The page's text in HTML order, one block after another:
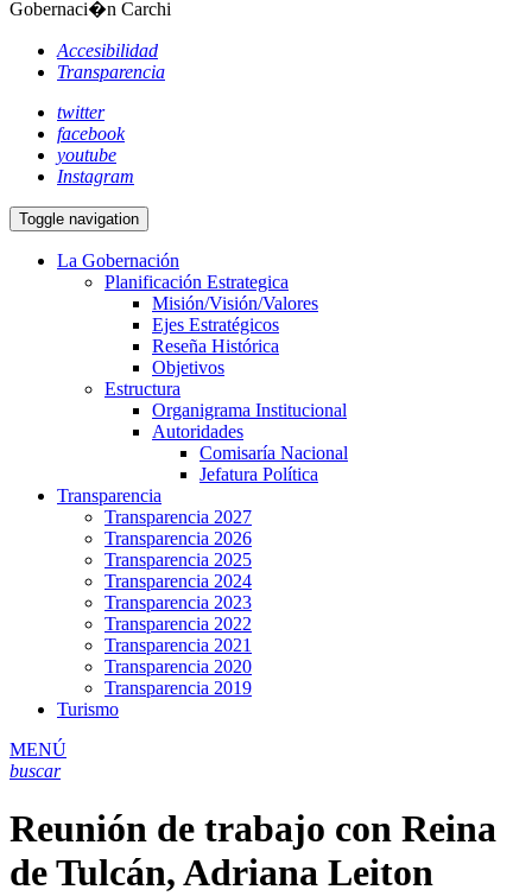
Gobernaci�n Carchi
Accesibilidad
Transparencia
twitter
facebook
youtube
Instagram
Toggle navigation
La Gobernación
Planificación Estrategica
Misión/Visión/Valores
Ejes Estratégicos
Reseña Histórica
Objetivos
Estructura
Organigrama Institucional
Autoridades
Comisaría Nacional
Jefatura Política
Transparencia
Transparencia 2027
Transparencia 2026
Transparencia 2025
Transparencia 2024
Transparencia 2023
Transparencia 2022
Transparencia 2021
Transparencia 2020
Transparencia 2019
Turismo
MENÚ
buscar
Reunión de trabajo con Reina
de Tulcán, Adriana Leiton